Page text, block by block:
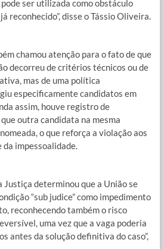
ser utilizada como obstáculo
reconhecido”, disse o Tássio Oliveira.
chamou atenção para o fato de que
decorreu de critérios técnicos ou de
mas de uma política
especificamente candidatos em
assim, houve registro de
outra candidata na mesma
o que reforça a violação aos
da impessoalidade.
Justiça determinou que a União se
“sub judice” como impedimento
reconhecendo também o risco
uma vez que a vaga poderia
antes da solução definitiva do caso”,